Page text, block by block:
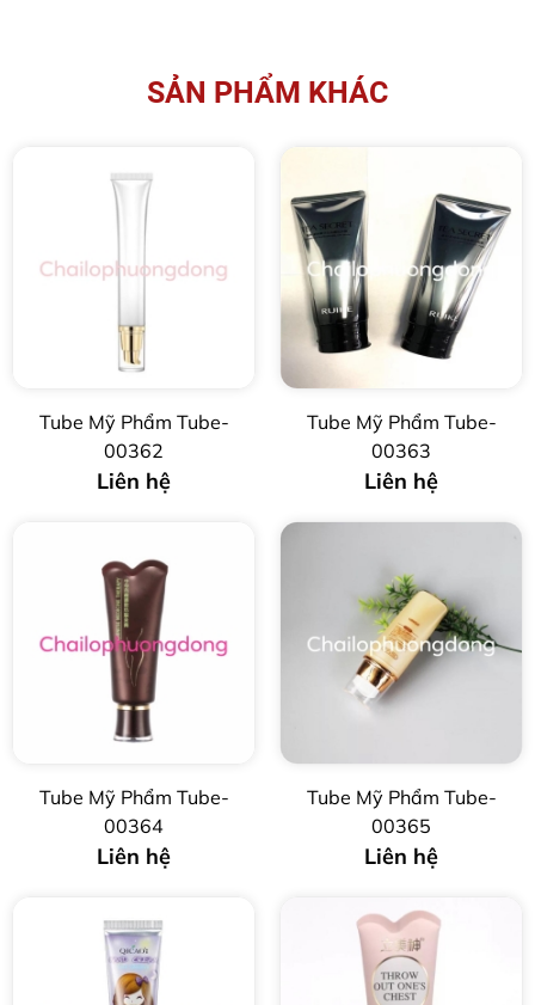
SẢN PHẨM KHÁC
Tube Mỹ Phẩm Tube-
00362
Liên hệ
Tube Mỹ Phẩm Tube-
00363
Liên hệ
Tube Mỹ Phẩm Tube-
00364
Liên hệ
Tube Mỹ Phẩm Tube-
00365
Liên hệ